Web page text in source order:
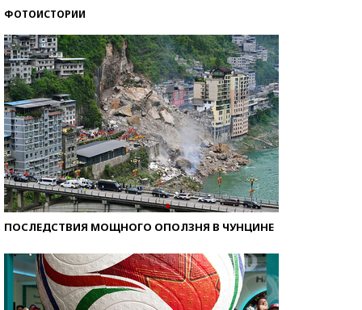
ФОТОИСТОРИИ
ПОСЛЕДСТВИЯ МОЩНОГО ОПОЛЗНЯ В ЧУНЦИНЕ